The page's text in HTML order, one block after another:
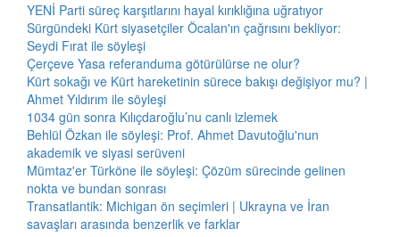
YENİ Parti süreç karşıtlarını hayal kırıklığına uğratıyor
Sürgündeki Kürt siyasetçiler Öcalan'ın çağrısını bekliyor:
Seydi Fırat ile söyleşi
Çerçeve Yasa referanduma götürülürse ne olur?
Kürt sokağı ve Kürt hareketinin sürece bakışı değişiyor mu? |
Ahmet Yıldırım ile söyleşi
1034 gün sonra Kılıçdaroğlu’nu canlı izlemek
Behlül Özkan ile söyleşi: Prof. Ahmet Davutoğlu'nun
akademik ve siyasi serüveni
Mümtaz'er Türköne ile söyleşi: Çözüm sürecinde gelinen
nokta ve bundan sonrası
Transatlantik: Michigan ön seçimleri | Ukrayna ve İran
savaşları arasında benzerlik ve farklar